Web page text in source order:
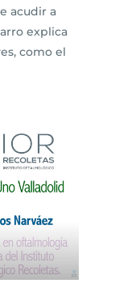
acudir a
explica
como el